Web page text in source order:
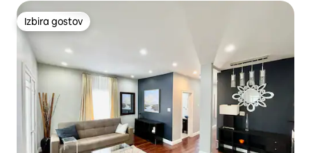
Izbira gostov
Izbira gostov